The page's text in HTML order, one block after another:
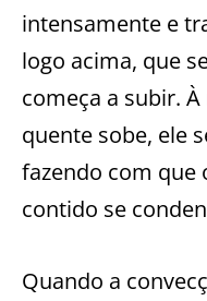
intensamente e
logo acima, que
começa a subir.
quente sobe, ele
fazendo com que
contido se
Quando a